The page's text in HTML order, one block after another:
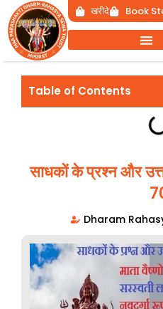
Skip
to
content
खरीदे Book
Table of Contents
साधकों के प्रश्न और
Dharam